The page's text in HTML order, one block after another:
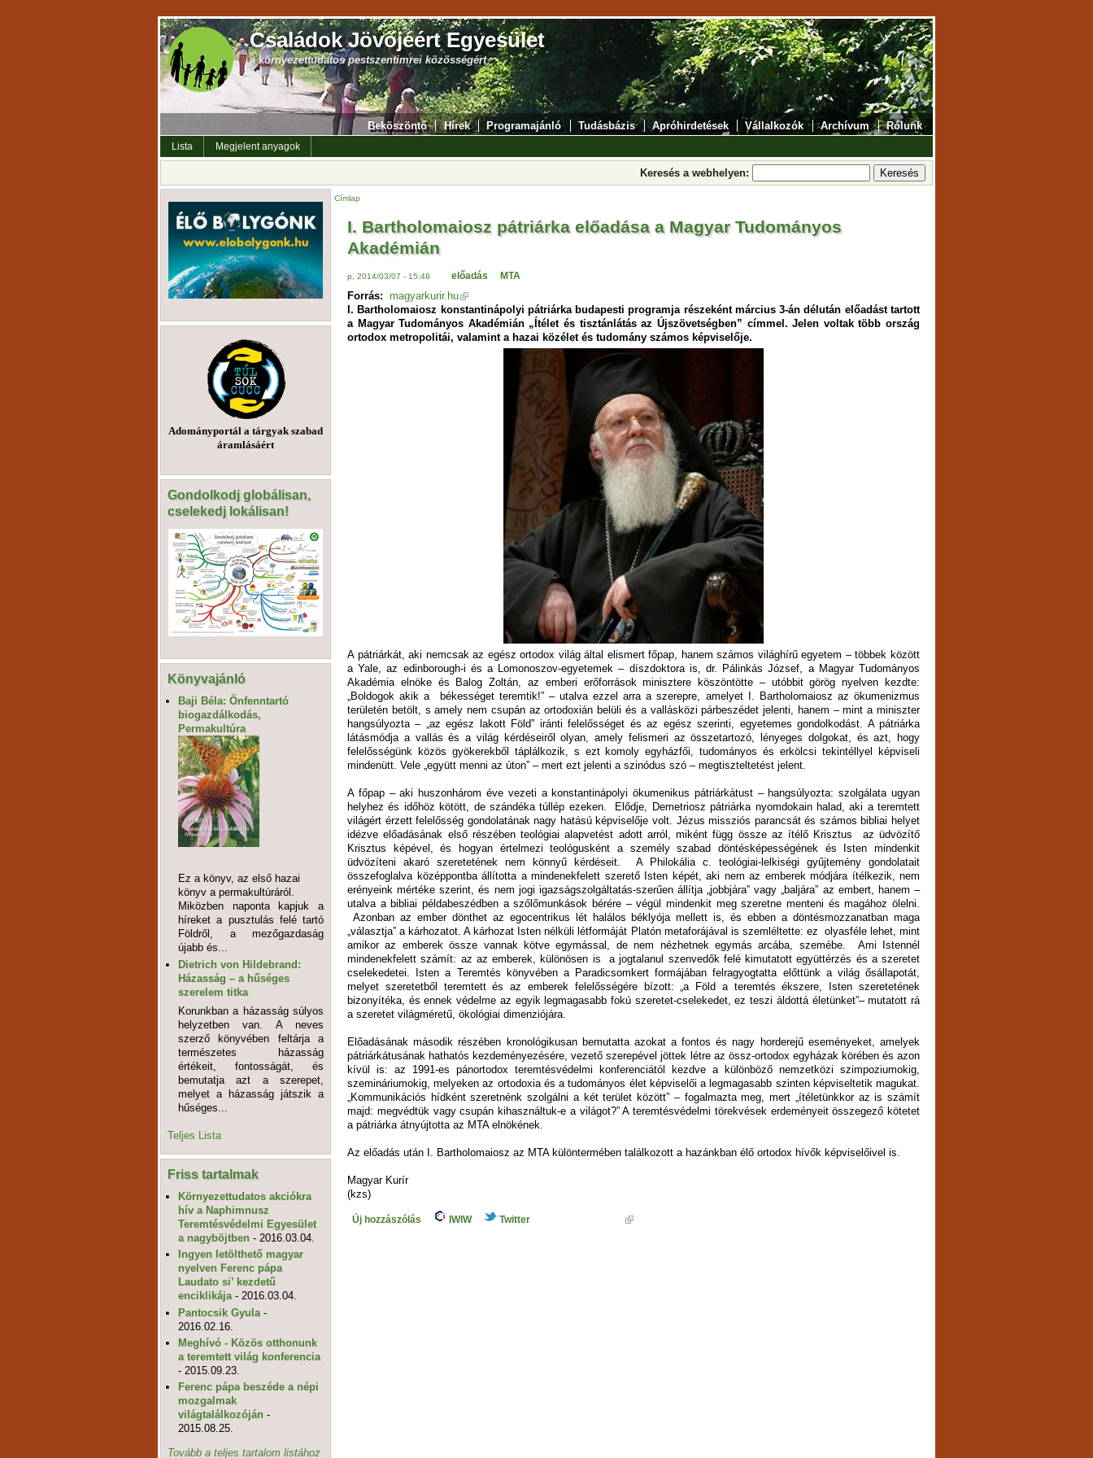
Családok Jövőjéért Egyesület
a környezettudatos pestszentimrei közösségért
Beköszöntő Hírek Programajánló Tudásbázis Apróhirdetések Vállalkozók Archívum Rólunk
Lista Megjelent anyagok
Keresés a webhelyen:
Adományportál a tárgyak szabad
áramlásáért
Gondolkodj globálisan,
cselekedj lokálisan!
Könyvajánló
Baji Béla: Önfenntartó
biogazdálkodás,
Permakultúra
Ez a könyv, az első hazai
könyv a permakultúráról.
Miközben naponta kapjuk a
híreket a pusztulás felé tartó
Földről, a mezőgazdaság
újabb és...
Dietrich von Hildebrand:
Házasság – a hűséges
szerelem titka
Korunkban a házasság súlyos
helyzetben van. A neves
szerző könyvében feltárja a
természetes házasság
értékeit, fontosságát, és
bemutatja azt a szerepet,
melyet a házasság játszik a
hűséges...
Teljes Lista
Friss tartalmak
Környezettudatos akciókra
hív a Naphimnusz
Teremtésvédelmi Egyesület
a nagyböjtben - 2016.03.04.
Ingyen letölthető magyar
nyelven Ferenc pápa
Laudato si’ kezdetű
enciklikája - 2016.03.04.
Pantocsik Gyula -
2016.02.16.
Meghívó - Közös otthonunk
a teremtett világ konferencia
- 2015.09.23.
Ferenc pápa beszéde a népi
mozgalmak
világtalálkozóján -
2015.08.25.
Tovább a teljes tartalom listához
Címlap
I. Bartholomaiosz pátriárka előadása a Magyar Tudományos
Akadémián
p, 2014/03/07 - 15:48 előadás MTA
Forrás:
magyarkurir.hu
I. Bartholomaiosz konstantinápolyi pátriárka budapesti programja részeként március 3-án délután előadást tartott
a Magyar Tudományos Akadémián „Ítélet és tisztánlátás az Újszövetségben” címmel. Jelen voltak több ország
ortodox metropolitái, valamint a hazai közélet és tudomány számos képviselője.
A pátriárkát, aki nemcsak az egész ortodox világ által elismert főpap, hanem számos világhírű egyetem – többek között
a Yale, az edinborough-i és a Lomonoszov-egyetemek – díszdoktora is, dr. Pálinkás József, a Magyar Tudományos
Akadémia elnöke és Balog Zoltán, az emberi erőforrások minisztere köszöntötte – utóbbit görög nyelven kezdte:
„Boldogok akik a békességet teremtik!” – utalva ezzel arra a szerepre, amelyet I. Bartholomaiosz az ökumenizmus
területén betölt, s amely nem csupán az ortodoxián belüli és a vallásközi párbeszédet jelenti, hanem – mint a miniszter
hangsúlyozta – „az egész lakott Föld” iránti felelősséget és az egész szerinti, egyetemes gondolkodást. A pátriárka
látásmódja a vallás és a világ kérdéseiről olyan, amely felismeri az összetartozó, lényeges dolgokat, és azt, hogy
felelősségünk közös gyökerekből táplálkozik, s ezt komoly egyházfői, tudományos és erkölcsi tekintéllyel képviseli
mindenütt. Vele „együtt menni az úton” – mert ezt jelenti a szinódus szó – megtiszteltetést jelent.
A főpap – aki huszonhárom éve vezeti a konstantinápolyi ökumenikus pátriárkátust – hangsúlyozta: szolgálata ugyan
helyhez és időhöz kötött, de szándéka túllép ezeken. Elődje, Demetriosz pátriárka nyomdokain halad, aki a teremtett
világért érzett felelősség gondolatának nagy hatású képviselője volt. Jézus missziós parancsát és számos bibliai helyet
idézve előadásának első részében teológiai alapvetést adott arról, miként függ össze az ítélő Krisztus az üdvözítő
Krisztus képével, és hogyan értelmezi teológusként a személy szabad döntésképességének és Isten mindenkit
üdvözíteni akaró szeretetének nem könnyű kérdéseit. A Philokália c. teológiai-lelkiségi gyűjtemény gondolatait
összefoglalva középpontba állította a mindenekfelett szerető Isten képét, aki nem az emberek módjára ítélkezik, nem
erényeink mértéke szerint, és nem jogi igazságszolgáltatás-szerűen állítja „jobbjára” vagy „baljára” az embert, hanem –
utalva a bibliai példabeszédben a szőlőmunkások bérére – végül mindenkit meg szeretne menteni és magához ölelni.
Azonban az ember dönthet az egocentrikus lét halálos béklyója mellett is, és ebben a döntésmozzanatban maga
„választja” a kárhozatot. A kárhozat Isten nélküli létformáját Platón metaforájával is szemléltette: ez olyasféle lehet, mint
amikor az emberek össze vannak kötve egymással, de nem nézhetnek egymás arcába, szemébe. Ami Istennél
mindenekfelett számít: az az emberek, különösen is a jogtalanul szenvedők felé kimutatott együttérzés és a szeretet
cselekedetei. Isten a Teremtés könyvében a Paradicsomkert formájában felragyogtatta előttünk a világ ősállapotát,
melyet szeretetből teremtett és az emberek felelősségére bízott: „a Föld a teremtés ékszere, Isten szeretetének
bizonyítéka, és ennek védelme az egyik legmagasabb fokú szeretet-cselekedet, ez teszi áldottá életünket”– mutatott rá
a szeretet világméretű, ökológiai dimenziójára.
Előadásának második részében kronológikusan bemutatta azokat a fontos és nagy horderejű eseményeket, amelyek
pátriárkátusának hathatós kezdeményezésére, vezető szerepével jöttek létre az össz-ortodox egyházak körében és azon
kívül is: az 1991-es pánortodox teremtésvédelmi konferenciától kezdve a különböző nemzetközi szimpoziumokig,
szemináriumokig, melyeken az ortodoxia és a tudományos élet képviselői a legmagasabb szinten képviseltetik magukat.
„Kommunikációs hídként szeretnénk szolgálni a két terület között” – fogalmazta meg, mert „ítéletünkkor az is számít
majd: megvédtük vagy csupán kihasználtuk-e a világot?” A teremtésvédelmi törekvések erdeményeit összegező kötetet
a pátriárka átnyújtotta az MTA elnökének.
Az előadás után I. Bartholomaiosz az MTA különtermében találkozott a hazánkban élő ortodox hívők képviselőivel is.
Magyar Kurír
(kzs)
Új hozzászólás IWIW Twitter